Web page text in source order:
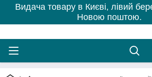
Видача товару в Києві, лівий
Новою поштою.